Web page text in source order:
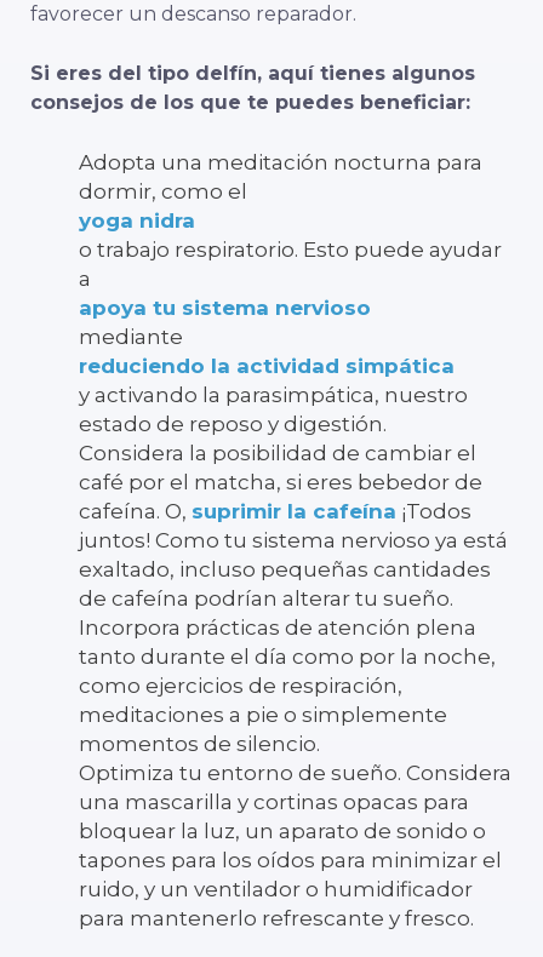
favorecer un descanso reparador.
Si eres del tipo delfín, aquí tienes algunos
consejos de los que te puedes beneficiar:
Adopta una meditación nocturna para
dormir, como el
yoga nidra
o trabajo respiratorio. Esto puede ayudar
a
apoya tu sistema nervioso
mediante
reduciendo la actividad simpática
y activando la parasimpática, nuestro
estado de reposo y digestión.
Considera la posibilidad de cambiar el
café por el matcha, si eres bebedor de
cafeína. O, suprimir la cafeína ¡Todos
juntos! Como tu sistema nervioso ya está
exaltado, incluso pequeñas cantidades
de cafeína podrían alterar tu sueño.
Incorpora prácticas de atención plena
tanto durante el día como por la noche,
como ejercicios de respiración,
meditaciones a pie o simplemente
momentos de silencio.
Optimiza tu entorno de sueño. Considera
una mascarilla y cortinas opacas para
bloquear la luz, un aparato de sonido o
tapones para los oídos para minimizar el
ruido, y un ventilador o humidificador
para mantenerlo refrescante y fresco.